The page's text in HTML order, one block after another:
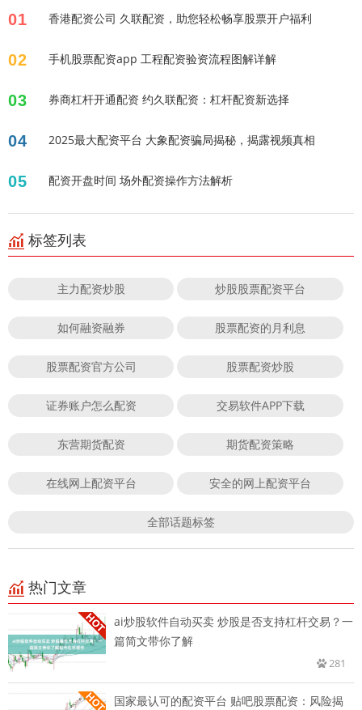
01 香港配资公司 久联配资，助您轻松畅享股票开户福利
02 手机股票配资app 工程配资验资流程图解详解
03 券商杠杆开通配资 约久联配资：杠杆配资新选择
04 2025最大配资平台 大象配资骗局揭秘，揭露视频真相
05 配资开盘时间 场外配资操作方法解析
标签列表
主力配资炒股 炒股股票配资平台
如何融资融券 股票配资的月利息
股票配资官方公司 股票配资炒股
证券账户怎么配资 交易软件APP下载
东营期货配资 期货配资策略
在线网上配资平台 安全的网上配资平台
全部话题标签
热门文章
ai炒股软件自动买卖 炒股是否支持杠杆交易？一
篇简文带你了解
281
国家最认可的配资平台 贴吧股票配资：风险揭